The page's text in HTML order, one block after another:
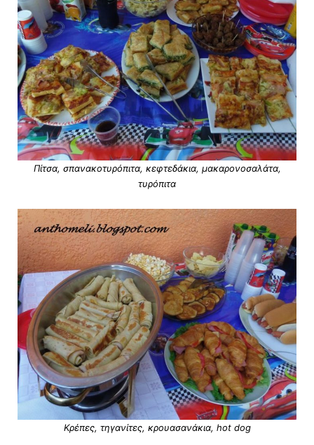
Πίτσα, σπανακοτυρόπιτα, κεφτεδάκια, μακαρονοσαλάτα,
τυρόπιτα
Κρέπες, τηγανίτες, κρουασανάκια, hot dog